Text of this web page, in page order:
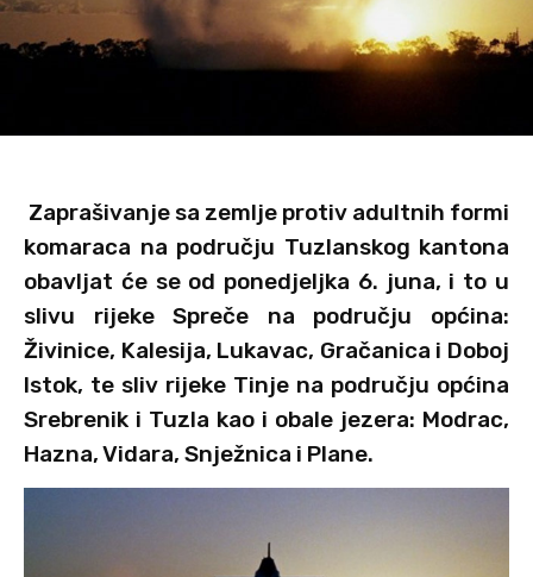
Zaprašivanje sa zemlje protiv adultnih formi
komaraca na području Tuzlanskog kantona
obavljat će se od ponedjeljka 6. juna, i to u
slivu rijeke Spreče na području općina:
Živinice, Kalesija, Lukavac, Gračanica i Doboj
Istok, te sliv rijeke Tinje na području općina
Srebrenik i Tuzla kao i obale jezera: Modrac,
Hazna, Vidara, Snježnica i Plane.